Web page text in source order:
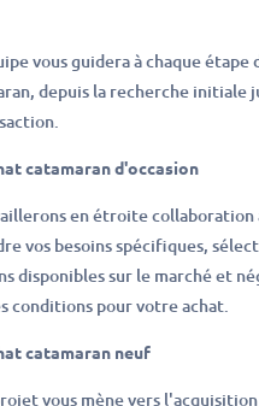
vous guidera à chaque étape
depuis la recherche initiale
catamaran d'occasion
en étroite collaboration
vos besoins spécifiques,
disponibles sur le marché et
conditions pour votre achat.
catamaran neuf
vous mène vers